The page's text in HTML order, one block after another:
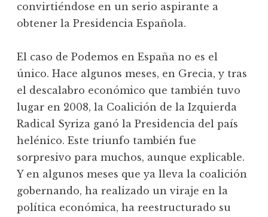
convirtiéndose en un serio aspirante a
obtener la Presidencia Española.
El caso de Podemos en España no es el
único. Hace algunos meses, en Grecia, y tras
el descalabro económico que también tuvo
lugar en 2008, la Coalición de la Izquierda
Radical Syriza ganó la Presidencia del país
helénico. Este triunfo también fue
sorpresivo para muchos, aunque explicable.
Y en algunos meses que ya lleva la coalición
gobernando, ha realizado un viraje en la
política económica, ha reestructurado su